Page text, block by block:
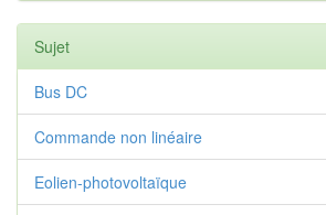
Sujet
Bus DC
Commande non linéaire
Eolien-photovoltaïque